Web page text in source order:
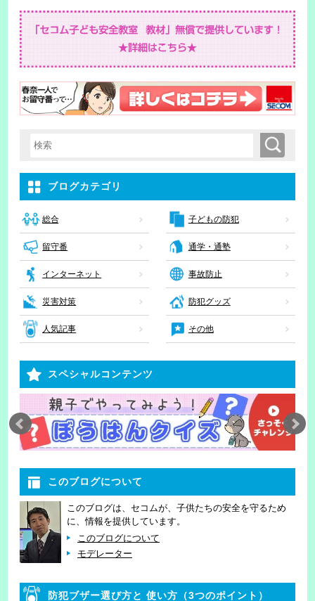
検索キーワード入力 検索
ブログカテゴリ
総合 子どもの防犯
留守番 通学・通塾
インターネット 事故防止
災害対策 防犯グッズ
人気記事 その他
スペシャルコンテンツ
このブログについて
このブログは、セコムが、子供たちの安全を守るため
に、情報を提供しています。
このブログについて
モデレーター
防犯ブザー選び方と 使い方（3つのポイント）